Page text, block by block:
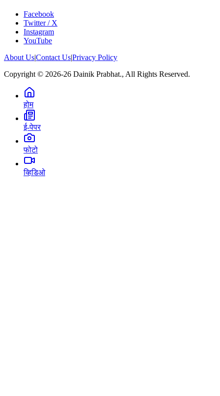
Facebook
Twitter / X
Instagram
YouTube
About Us|Contact Us|Privacy Policy
Copyright © 2026-26 Dainik Prabhat., All Rights Reserved.
होम
ई-पेपर
फोटो
व्हिडिओ